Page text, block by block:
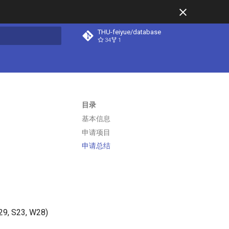
THU-feiyue/database
34 1
目录
基本信息
申请项目
申请总结
S23, W28)